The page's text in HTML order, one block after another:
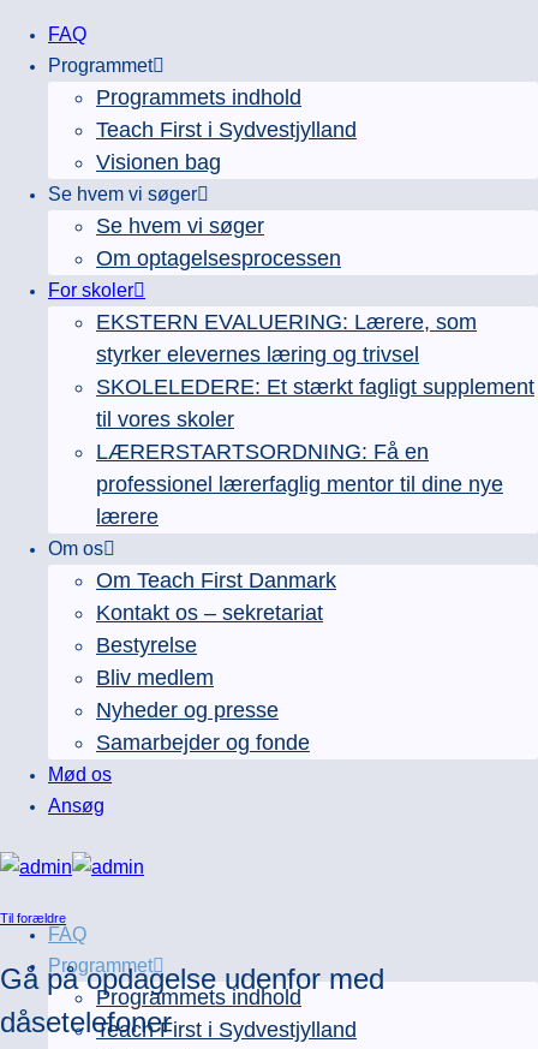
FortsætFAQ
Programmet
Programmets indhold
Teach First i Sydvestjylland
Visionen bag
Se hvem vi søger
Se hvem vi søger
Om optagelsesprocessen
For skoler
EKSTERN EVALUERING: Lærere, som
styrker elevernes læring og trivsel
SKOLELEDERE: Et stærkt fagligt supplement
til vores skoler
LÆRERSTARTSORDNING: Få en
professionel lærerfaglig mentor til dine nye
lærere
Om os
Om Teach First Danmark
Kontakt os – sekretariat
Bestyrelse
Bliv medlem
Nyheder og presse
Samarbejder og fonde
Mød os
Ansøg
FAQ
Programmet
Programmets indhold
Teach First i Sydvestjylland
Til forældre
Gå på opdagelse udenfor med
dåsetelefoner